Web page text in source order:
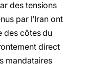
des tensions
par l’Iran ont
des côtes du
direct
mandataires